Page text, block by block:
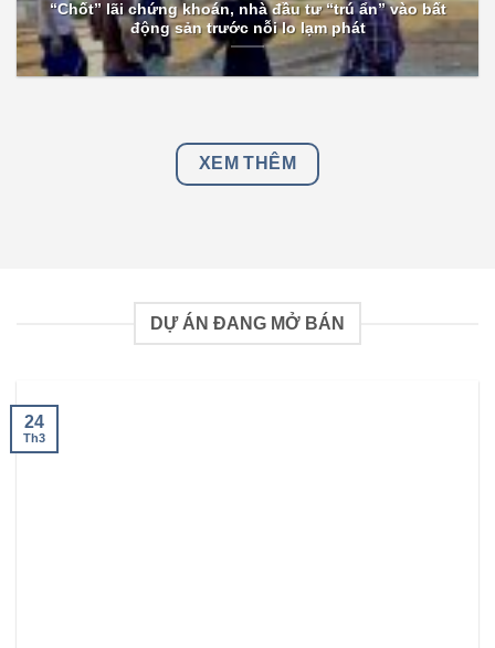
“Chốt” lãi chứng khoán, nhà đầu tư “trú ẩn” vào bất
động sản trước nỗi lo lạm phát
XEM THÊM
DỰ ÁN ĐANG MỞ BÁN
24
Th3